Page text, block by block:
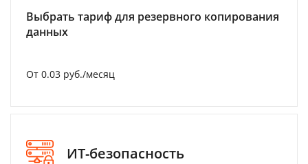
Выбрать тариф для резервного копирования
данных
От 0.03 руб./месяц
ИТ-безопасность